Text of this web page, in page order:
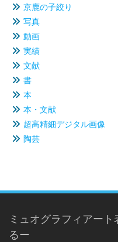
京鹿の子絞り
写真
動画
実績
文献
書
本
本・文献
超高精細デジタル画像
陶芸
ミュオグラフィアー
るー